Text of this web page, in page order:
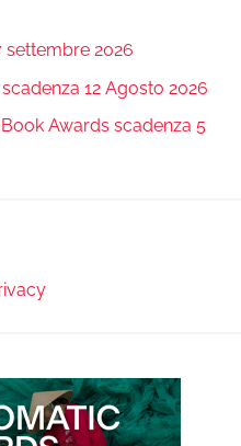
settembre 2026
12 Agosto 2026
Awards scadenza 5